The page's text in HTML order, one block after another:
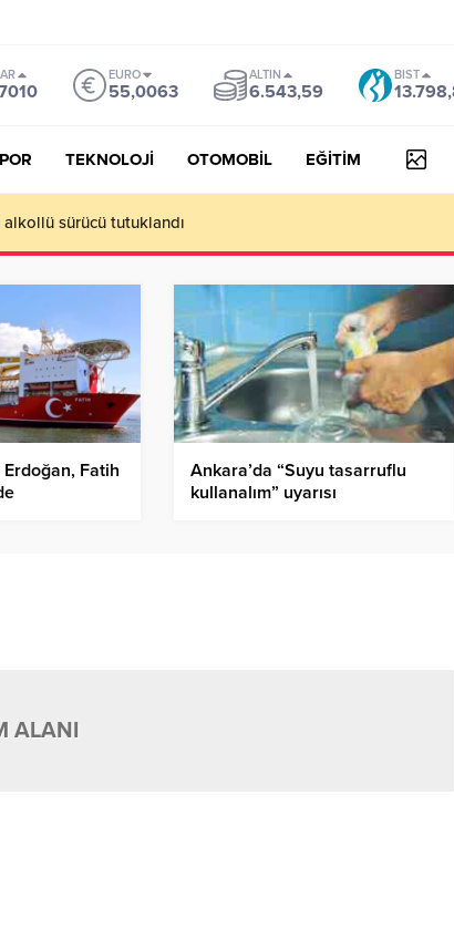
EURO
55,0063
ALTIN
6.543,59
BIST
TEKNOLOJİ OTOMOBİL EĞİTİM
Daha Sıcak Yaz, Daha Uzun Kuraklık Bekleniyor
Fatih
Ankara’da “Suyu tasarruflu
kullanalım” uyarısı
ALANI